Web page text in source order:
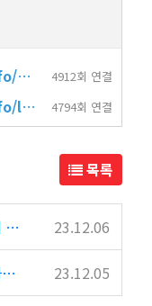
https://www.mazzang.info/shop_info.php?wr_id=1058 4912회 연결
https://www.mazzang.info/location_shop.php?sido=%EA%B2%BD%EA%B8%B0&gug… 4794회 연결
목록
성남 금광동 테라피 마사지 월화테라피 23.12.06
수성구 지산동 마사지 아로마마사지 풋샵중국전통마사지 23.12.05